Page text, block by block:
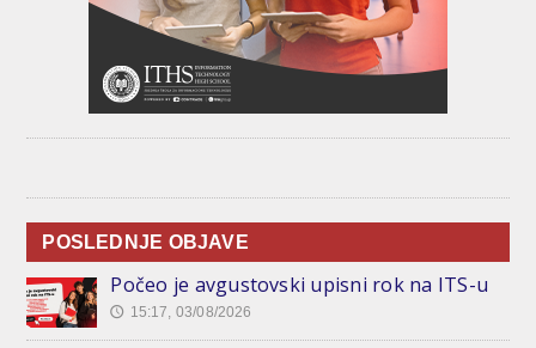
POSLEDNJE OBJAVE
Počeo je avgustovski upisni rok na ITS-u
🕔 15:17, 03/08/2026